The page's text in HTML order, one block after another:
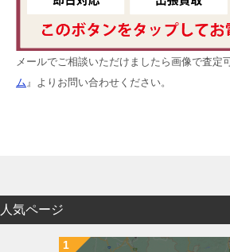
メールでご相談いただけましたら画像で査定
ム 』よりお問い合わせください。
人気ページ